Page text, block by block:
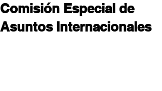
Comisión Especial de
Asuntos Internacionales